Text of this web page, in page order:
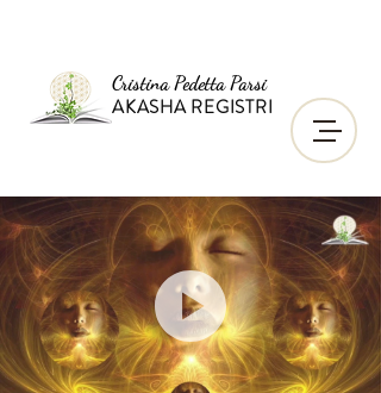
Cristina Pedetta Parsi
AKASHA REGISTRI